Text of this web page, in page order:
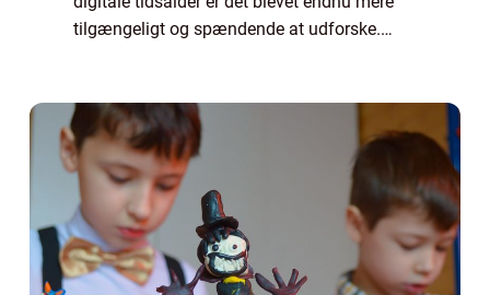
tilgængeligt og spændende at udforske.